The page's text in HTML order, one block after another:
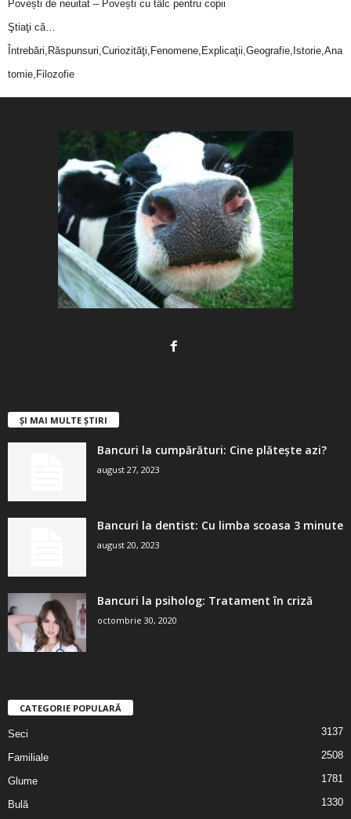
Povești de neuitat – Povești cu tâlc pentru copii
Ştiaţi că…
Întrebări,Răspunsuri,Curiozităţi,Fenomene,Explicaţii,Geografie,Istorie,Ana
tomie,Filozofie
ȘI MAI MULTE ȘTIRI
Bancuri la cumpărături: Cine plătește azi?
august 27, 2023
Bancuri la dentist: Cu limba scoasa 3 minute
august 20, 2023
Bancuri la psiholog: Tratament în criză
octombrie 30, 2020
CATEGORIE POPULARĂ
Seci 3137
Familiale 2508
Glume 1781
Bulă 1330